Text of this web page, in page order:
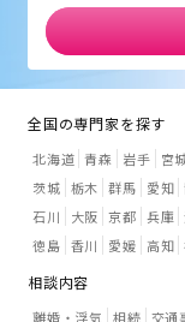
全国の専門家を探す
北海道 青森 岩手 宮
茨城 栃木 群馬 愛知
石川
大阪 京都 兵庫
徳島 香川 愛媛 高知
相談内容
離婚・浮気 相続 交通